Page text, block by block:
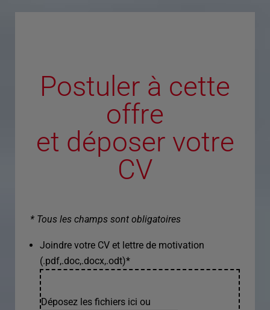
Postuler à cette
offre
et déposer votre
CV
* Tous les champs sont obligatoires
Joindre votre CV et lettre de motivation
(.pdf,.doc,.docx,.odt)*
Déposez les fichiers ici ou